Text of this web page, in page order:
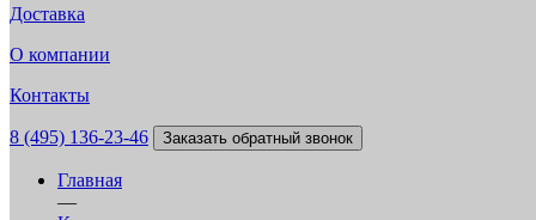
Доставка
О компании
Контакты
8 (495) 136-23-46 Заказать обратный звонок
Главная
—